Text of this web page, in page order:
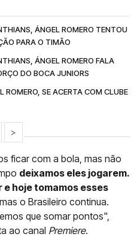
ÁNGEL ROMERO TENTOU
PARA O TIMÃO
ÁNGEL ROMERO FALA
DO BOCA JUNIORS
ROMERO, SE ACERTA COM CLUBE
>
ficar com a bola, mas não
deixamos eles jogarem.
hoje tomamos esses
, mas o Brasileiro continua.
que somar pontos",
ao canal Premiere.